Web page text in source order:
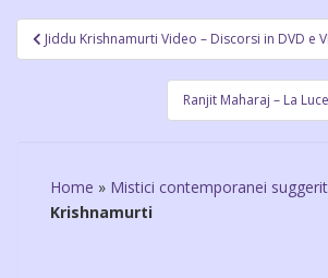
Navigazione
articoli
Jiddu Krishnamurti Video – Discorsi in DVD e
Ranjit Maharaj – La
Home » Mistici contemporanei
Krishnamurti